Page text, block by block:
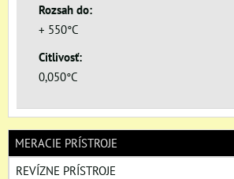
Rozsah do:
+ 550°C
Citlivosť:
0,050°C
MERACIE PRÍSTROJE
REVÍZNE PRÍSTROJE